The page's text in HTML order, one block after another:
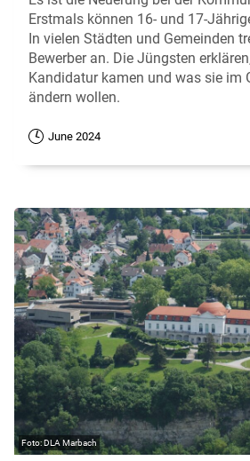
Erstmals können 16- und 17-
In vielen Städten und Gemeinden
Bewerber an. Die Jüngsten
Kandidatur kamen und was sie im
ändern wollen.
June 2024
DLA Marbach